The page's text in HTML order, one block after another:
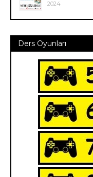
2024
Ders Oyunları